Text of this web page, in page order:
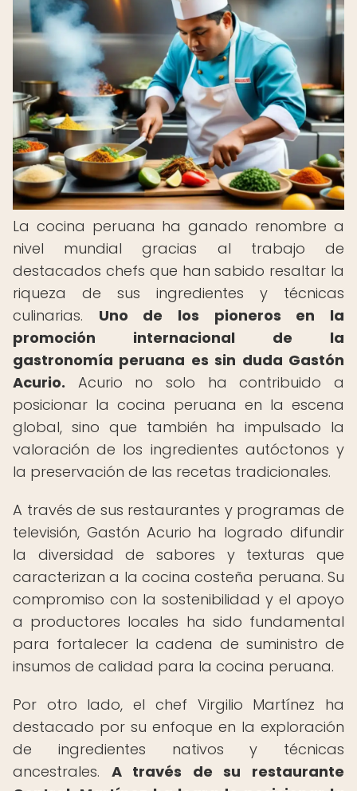
La cocina peruana ha ganado renombre a
nivel mundial gracias al trabajo de
destacados chefs que han sabido resaltar la
riqueza de sus ingredientes y técnicas
culinarias. Uno de los pioneros en la
promoción internacional de la
gastronomía peruana es sin duda Gastón
Acurio. Acurio no solo ha contribuido a
posicionar la cocina peruana en la escena
global, sino que también ha impulsado la
valoración de los ingredientes autóctonos y
la preservación de las recetas tradicionales.
A través de sus restaurantes y programas de
televisión, Gastón Acurio ha logrado difundir
la diversidad de sabores y texturas que
caracterizan a la cocina costeña peruana. Su
compromiso con la sostenibilidad y el apoyo
a productores locales ha sido fundamental
para fortalecer la cadena de suministro de
insumos de calidad para la cocina peruana.
Por otro lado, el chef Virgilio Martínez ha
destacado por su enfoque en la exploración
de ingredientes nativos y técnicas
ancestrales. A través de su restaurante